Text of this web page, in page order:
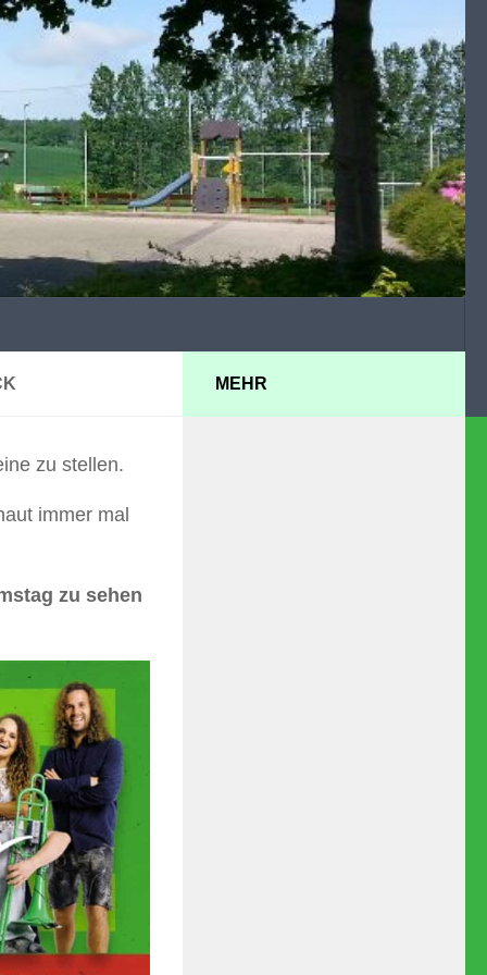
zu stellen.
immer mal
zu sehen
MEHR